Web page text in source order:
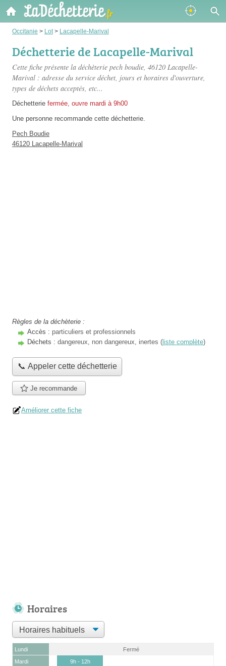
Occitanie > Lot > Lacapelle-Marival
Déchetterie de Lacapelle-Marival
Cette fiche présente la déchèterie pech boudie, 46120 Lacapelle-
Marival : adresse du service déchet, jours et horaires d'ouverture,
types de déchets acceptés, etc...
Déchetterie fermée, ouvre mardi à 9h00
Une personne recommande cette déchetterie.
Pech Boudie
46120 Lacapelle-Marival
Règles de la déchèterie :
Accès : particuliers et professionnels
Déchets : dangereux, non dangereux, inertes ( liste complète)
📞 Appeler cette déchetterie
Je recommande
Améliorer cette fiche
Horaires
Lundi
Fermé
Mardi
9h - 12h